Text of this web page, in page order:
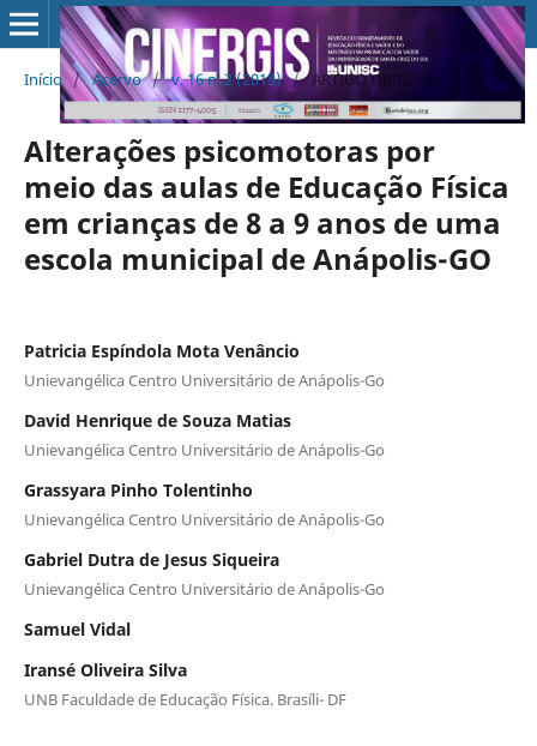
Início / Acervo / v. 16 n. 2 (2015) / ARTIGO ORIGINAL
Alterações psicomotoras por
meio das aulas de Educação Física
em crianças de 8 a 9 anos de uma
escola municipal de Anápolis-GO
Patricia Espíndola Mota Venâncio
Unievangélica Centro Universitário de Anápolis-Go
David Henrique de Souza Matias
Unievangélica Centro Universitário de Anápolis-Go
Grassyara Pinho Tolentinho
Unievangélica Centro Universitário de Anápolis-Go
Gabriel Dutra de Jesus Siqueira
Unievangélica Centro Universitário de Anápolis-Go
Samuel Vidal
Iransé Oliveira Silva
UNB Faculdade de Educação Física. Brasíli- DF